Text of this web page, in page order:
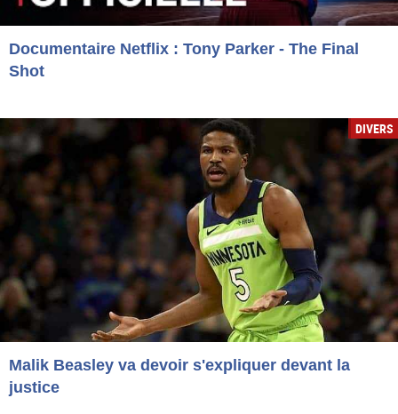
Documentaire Netflix : Tony Parker - The Final
Shot
DIVERS
Malik Beasley va devoir s'expliquer devant la
justice